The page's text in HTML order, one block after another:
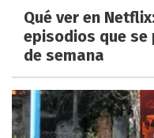
Qué ver en
episodios que se
de semana